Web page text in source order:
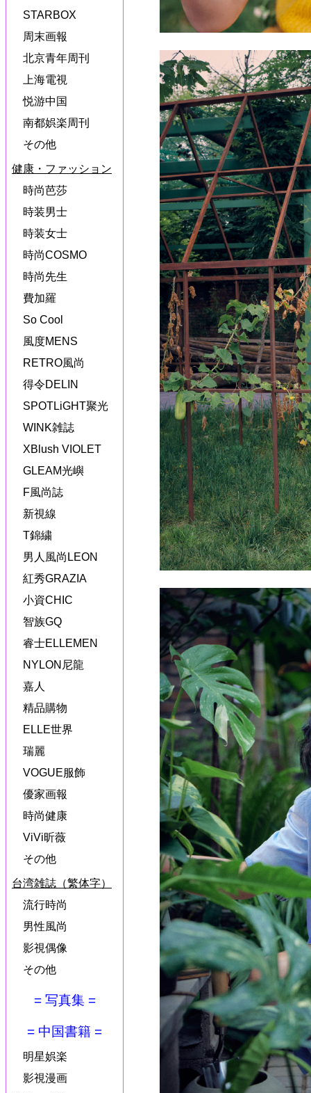
STARBOX
周末画報
北京青年周刊
上海電視
悦游中国
南都娯楽周刊
その他
健康・ファッション
時尚芭莎
時装男士
時装女士
時尚COSMO
時尚先生
費加羅
So Cool
風度MENS
RETRO風尚
得令DELIN
SPOTLiGHT聚光
WINK雑誌
XBlush VIOLET
GLEAM光嶼
F風尚誌
新視線
T錦繍
男人風尚LEON
紅秀GRAZIA
小資CHIC
智族GQ
睿士ELLEMEN
NYLON尼龍
嘉人
精品購物
ELLE世界
瑞麗
VOGUE服飾
優家画報
時尚健康
ViVi昕薇
その他
台湾雑誌（繁体字）
流行時尚
男性風尚
影視偶像
その他
= 写真集 =
= 中国書籍 =
明星娯楽
影視漫画